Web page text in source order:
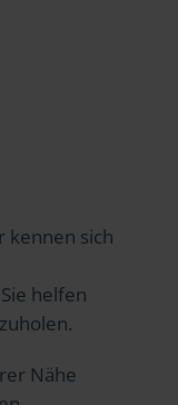
kennen sich
helfen
Nähe